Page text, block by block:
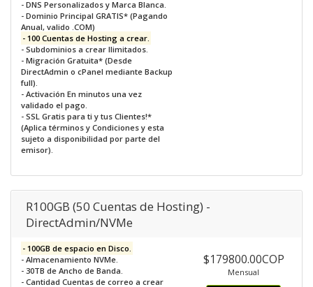
- DNS Personalizados y Marca Blanca.
- Dominio Principal GRATIS* (Pagando
Anual, valido .COM)
- 100 Cuentas de Hosting a crear.
- Subdominios a crear Ilimitados.
- Migración Gratuita* (Desde
DirectAdmin o cPanel mediante Backup
full).
- Activación En minutos una vez
validado el pago.
- SSL Gratis para ti y tus Clientes!*
(Aplica términos y Condiciones y esta
sujeto a disponibilidad por parte del
emisor).
R100GB (50 Cuentas de Hosting) -
DirectAdmin/NVMe
- 100GB de espacio en Disco.
- Almacenamiento NVMe.
- 30TB de Ancho de Banda.
- Cantidad Cuentas de correo a crear
$179800.00COP
Mensual